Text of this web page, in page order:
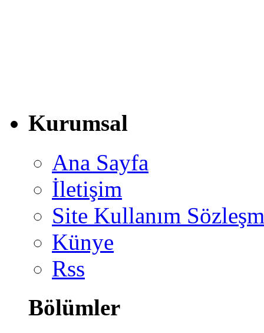
Kurumsal
Ana Sayfa
İletişim
Site Kullanım
Künye
Rss
Bölümler